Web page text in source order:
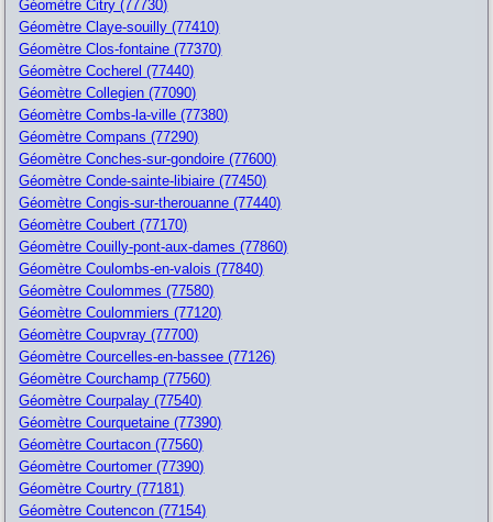
Géomètre Citry (77730)
Géomètre Claye-souilly (77410)
Géomètre Clos-fontaine (77370)
Géomètre Cocherel (77440)
Géomètre Collegien (77090)
Géomètre Combs-la-ville (77380)
Géomètre Compans (77290)
Géomètre Conches-sur-gondoire (77600)
Géomètre Conde-sainte-libiaire (77450)
Géomètre Congis-sur-therouanne (77440)
Géomètre Coubert (77170)
Géomètre Couilly-pont-aux-dames (77860)
Géomètre Coulombs-en-valois (77840)
Géomètre Coulommes (77580)
Géomètre Coulommiers (77120)
Géomètre Coupvray (77700)
Géomètre Courcelles-en-bassee (77126)
Géomètre Courchamp (77560)
Géomètre Courpalay (77540)
Géomètre Courquetaine (77390)
Géomètre Courtacon (77560)
Géomètre Courtomer (77390)
Géomètre Courtry (77181)
Géomètre Coutencon (77154)